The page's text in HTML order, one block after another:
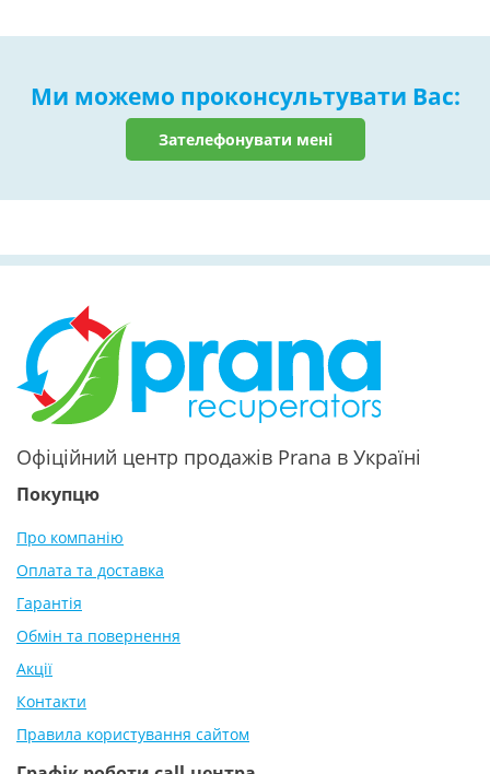
Ми можемо проконсультувати Вас:
Зателефонувати мені
Офіційний центр продажів Prana в Україні
Покупцю
Про компанію
Оплата та доставка
Гарантія
Обмін та повернення
Акції
Контакти
Правила користування сайтом